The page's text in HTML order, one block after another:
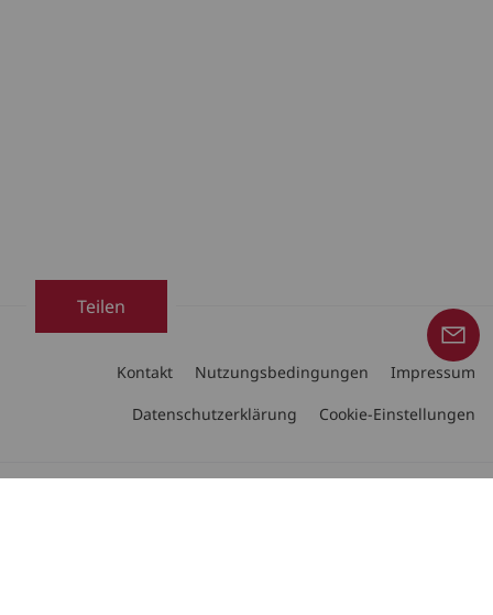
Teilen
Kontakt Nutzungsbedingungen
Impressum
Datenschutzerklärung
Cookie-Einstellungen